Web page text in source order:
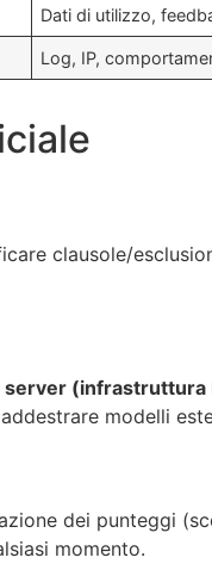
Dati di utilizzo,
Log, IP,
clausole/
(infrastruttura
modelli
dei punteggi
momento.